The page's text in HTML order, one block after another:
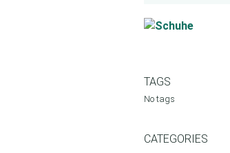
TAGS
No tags
CATEGORIES